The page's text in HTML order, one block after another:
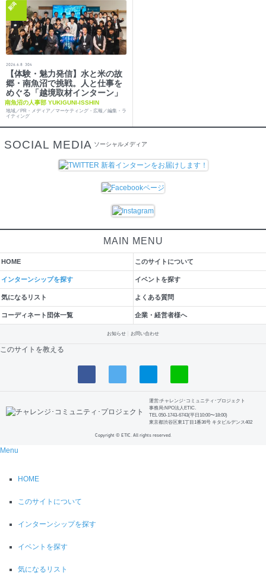
新潟
2026.6.8 304
【体験・魅力発信】水と米の故
郷・南魚沼で挑戦。人と仕事を
めぐる「越境取材インターン」
南魚沼の人事部 YUKIGUNI-ISSHIN
地域／PR・メディア／マーケティング・広報／編集・ラ
イティング
SOCIAL MEDIA ソーシャルメディア
MAIN MENU
HOME このサイトについて
インターンシップを探す イベントを探す
気になるリスト よくある質問
コーディネート団体一覧 企業・経営者様へ
お知らせ お問い合わせ
このサイトを教える
運営:チャレンジ･コミュニティ･プロジェクト
事務局:NPO法人ETIC.
TEL 050-1743-6743(平日10:00〜18:00)
東京都渋谷区東1丁目1番36号 キタビルデンス402
Copyright © ETIC. All rights reserved.
Menu
HOME
このサイトについて
インターンシップを探す
イベントを探す
気になるリスト